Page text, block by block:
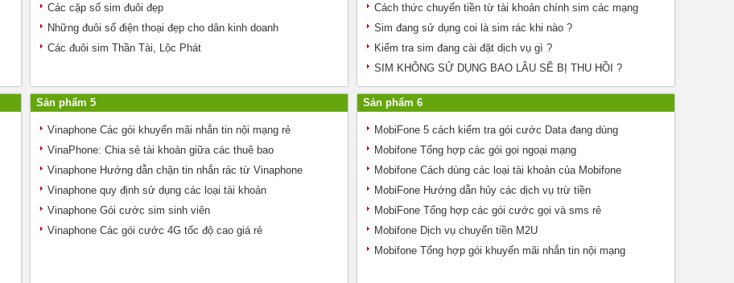
Các cặp số sim đuôi đẹp
Những đuôi số điện thoại đẹp cho dân kinh doanh
Các đuôi sim Thần Tài, Lộc Phát
Cách thức chuyển tiền từ tài khoản chính sim các mạng
Sim đang sử dụng coi là sim rác khi nào ?
Kiểm tra sim đang cài đặt dịch vụ gì ?
SIM KHÔNG SỬ DỤNG BAO LÂU SẼ BỊ THU HỒI ?
Sản phẩm 5
Vinaphone Các gói khuyến mãi nhắn tin nội mạng rẻ
VinaPhone: Chia sẻ tài khoản giữa các thuê bao
Vinaphone Hướng dẫn chặn tin nhắn rác từ Vinaphone
Vinaphone quy định sử dụng các loại tài khoản
Vinaphone Gói cước sim sinh viên
Vinaphone Các gói cước 4G tốc độ cao giá rẻ
Sản phẩm 6
MobiFone 5 cách kiểm tra gói cước Data đang dùng
Mobifone Tổng hợp các gói gọi ngoại mạng
Mobifone Cách dùng các loại tài khoản của Mobifone
MobiFone Hướng dẫn hủy các dịch vụ trừ tiền
MobiFone Tổng hợp các gói cước gọi và sms rẻ
Mobifone Dịch vụ chuyển tiền M2U
Mobifone Tổng hợp gói khuyến mãi nhắn tin nội mạng